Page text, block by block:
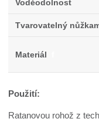
Voděodolnost
Tvarovatelný
Materiál
Použití:
Ratanovou rohož z